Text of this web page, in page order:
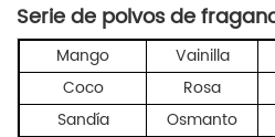
Serie de polvos de
Mango Vainilla
Coco
Rosa
Sandía
Osmanto